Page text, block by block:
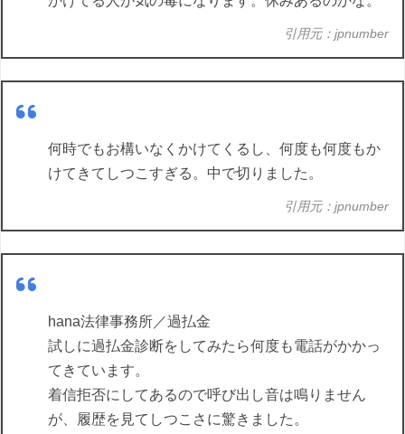
引用元：jpnumber
何時でもお構いなくかけてくるし、何度も何度もか
けてきてしつこすぎる。中で切りました。
引用元：jpnumber
hana法律事務所／過払金
試しに過払金診断をしてみたら何度も電話がかかっ
てきています。
着信拒否にしてあるので呼び出し音は鳴りません
が、履歴を見てしつこさに驚きました。